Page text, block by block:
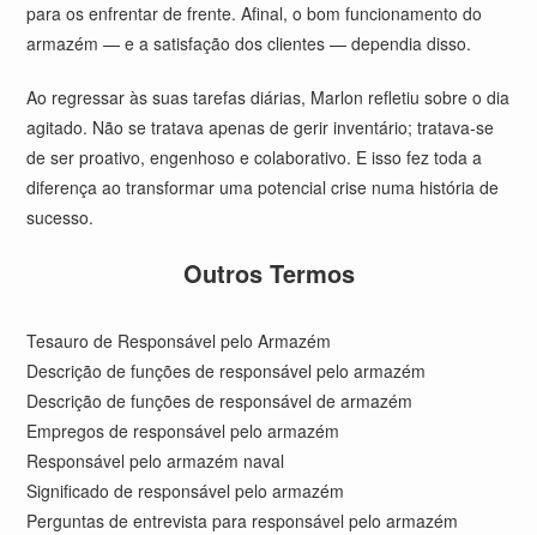
para os enfrentar de frente. Afinal, o bom funcionamento do
armazém — e a satisfação dos clientes — dependia disso.
Ao regressar às suas tarefas diárias, Marlon refletiu sobre o dia
agitado. Não se tratava apenas de gerir inventário; tratava-se
de ser proativo, engenhoso e colaborativo. E isso fez toda a
diferença ao transformar uma potencial crise numa história de
sucesso.
Outros Termos
Tesauro de Responsável pelo Armazém
Descrição de funções de responsável pelo armazém
Descrição de funções de responsável de armazém
Empregos de responsável pelo armazém
Responsável pelo armazém naval
Significado de responsável pelo armazém
Perguntas de entrevista para responsável pelo armazém